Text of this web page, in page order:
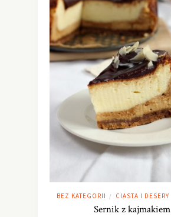
BEZ KATEGORII / CIASTA I DESERY
Sernik z kajmakiem